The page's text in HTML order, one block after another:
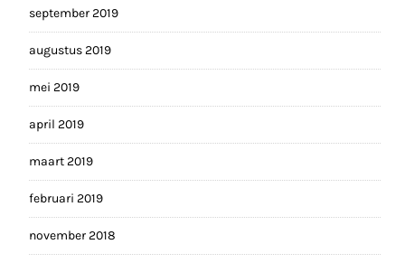
september 2019
augustus 2019
mei 2019
april 2019
maart 2019
februari 2019
november 2018